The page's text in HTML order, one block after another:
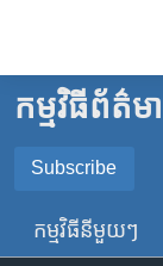
គេហទំព័រ​
ទាក់ទង
រំលង​
កម្ពុជា
អន្តរជាតិ
ចិន
កម្មវិធី​ព័ត៌ម
Subscribe
កម្មវិធី​នីមួយៗ